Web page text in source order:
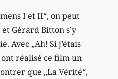
I et II“, on peut
Gérard Bitton s’y
Avec „Ah! Si j’étais
réalisé ce film un
que „La Vérité“,